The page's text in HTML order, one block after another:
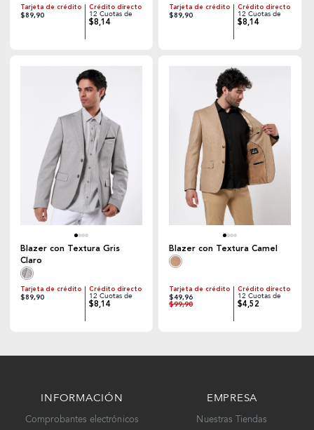
Tarjeta de crédito
$89,90
Crédito directo
12 Cuotas de
$8,14
Tarjeta de crédito
$89,90
Crédito directo
12 Cuotas de
$8,14
Blazer con Textura Gris
Claro
Tarjeta de crédito
$89,90
Crédito directo
12 Cuotas de
$8,14
Blazer con Textura Camel
Tarjeta de crédito
$49,96
$99,90
Crédito directo
12 Cuotas de
$4,52
INFORMACIÓN
Comprobantes electrónicos
EMPRESA
Nuestras Tiendas